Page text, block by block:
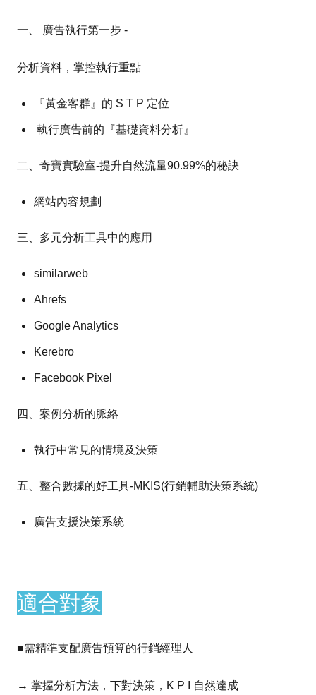
一、 廣告執行第一步 -
分析資料，掌控執行重點
『黃金客群』的 S T P 定位
執行廣告前的『基礎資料分析』
二、奇寶實驗室-提升自然流量90.99%的秘訣
網站內容規劃
三、多元分析工具中的應用
similarweb
Ahrefs
Google Analytics
Kerebro
Facebook Pixel
四、案例分析的脈絡
執行中常見的情境及決策
五、整合數據的好工具-MKIS(行銷輔助決策系統)
廣告支援決策系統
適合對象
■需精準支配廣告預算的行銷經理人
→ 掌握分析方法，下對決策，K P I 自然達成